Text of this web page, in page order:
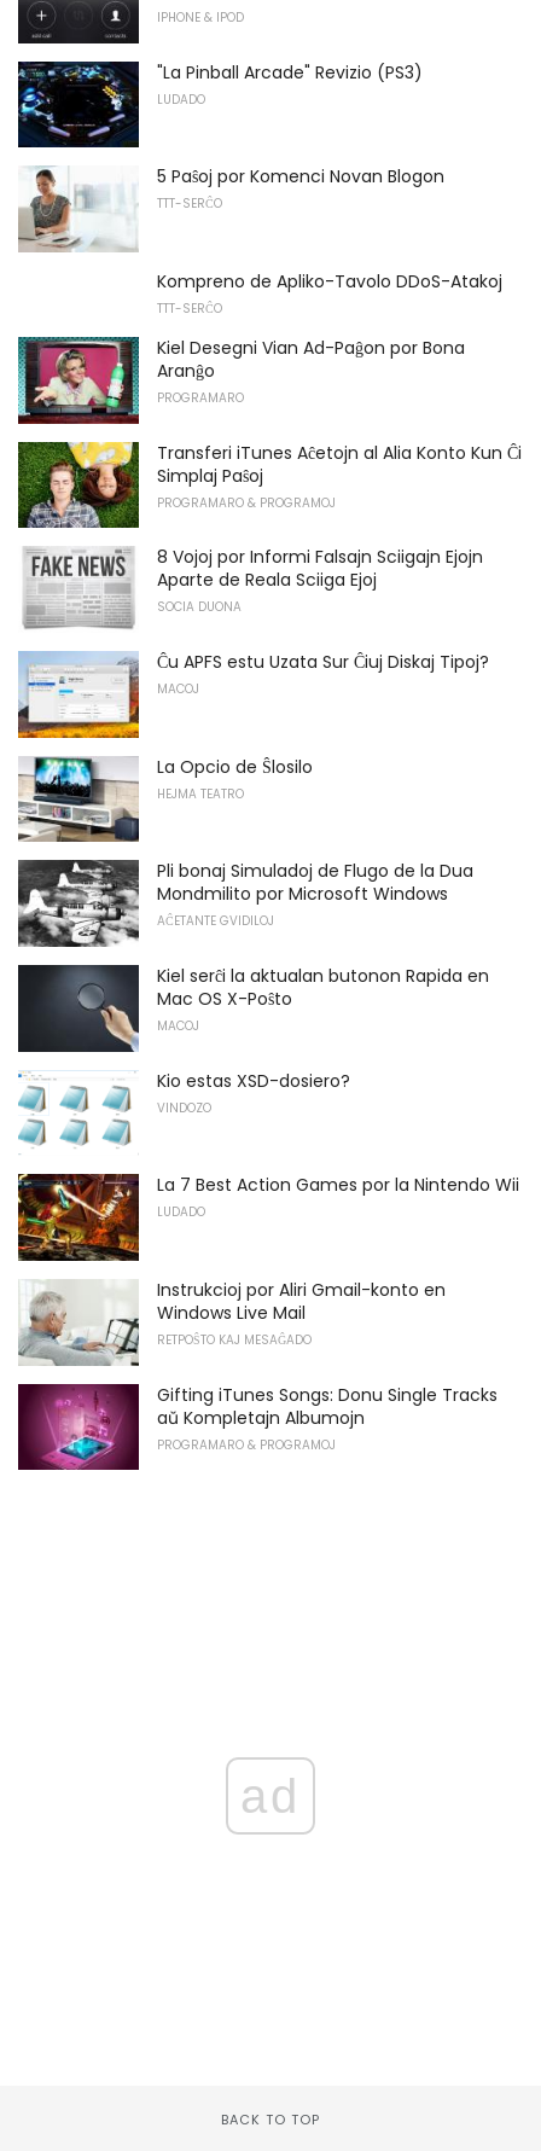
IPHONE & IPOD
"La Pinball Arcade" Revizio (PS3)
LUDADO
5 Paŝoj por Komenci Novan Blogon
TTT-SERĈO
Kompreno de Apliko-Tavolo DDoS-Atakoj
TTT-SERĈO
Kiel Desegni Vian Ad-Paĝon por Bona
Aranĝo
PROGRAMARO
Transferi iTunes Aĉetojn al Alia Konto Kun Ĉi
Simplaj Paŝoj
PROGRAMARO & PROGRAMOJ
8 Vojoj por Informi Falsajn Sciigajn Ejojn
Aparte de Reala Sciiga Ejoj
SOCIA DUONA
Ĉu APFS estu Uzata Sur Ĉiuj Diskaj Tipoj?
MACOJ
La Opcio de Ŝlosilo
HEJMA TEATRO
Pli bonaj Simuladoj de Flugo de la Dua
Mondmilito por Microsoft Windows
AĈETANTE GVIDILOJ
Kiel serĉi la aktualan butonon Rapida en
Mac OS X-Poŝto
MACOJ
Kio estas XSD-dosiero?
VINDOZO
La 7 Best Action Games por la Nintendo Wii
LUDADO
Instrukcioj por Aliri Gmail-konto en
Windows Live Mail
RETPOŜTO KAJ MESAĜADO
Gifting iTunes Songs: Donu Single Tracks
aŭ Kompletajn Albumojn
PROGRAMARO & PROGRAMOJ
ad
BACK TO TOP